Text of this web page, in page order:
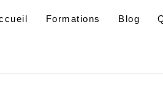
Formations Blog